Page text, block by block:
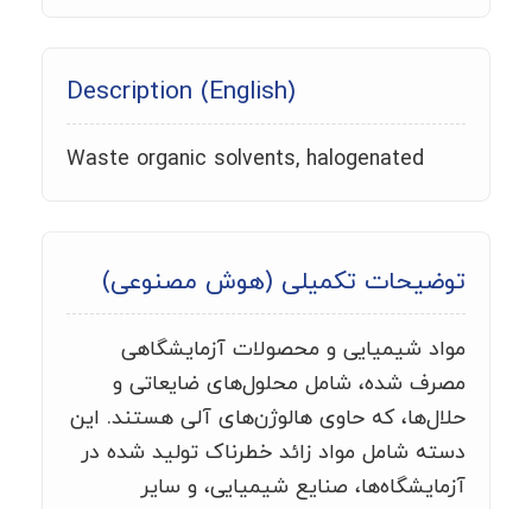
Description (English)
Waste organic solvents, halogenated
توضیحات تکمیلی (هوش مصنوعی)
مواد شیمیایی و محصولات آزمایشگاهی
مصرف شده، شامل محلول‌های ضایعاتی و
حلال‌ها، که حاوی هالوژن‌های آلی هستند. این
دسته شامل مواد زائد خطرناک تولید شده در
آزمایشگاه‌ها، صنایع شیمیایی، و سایر